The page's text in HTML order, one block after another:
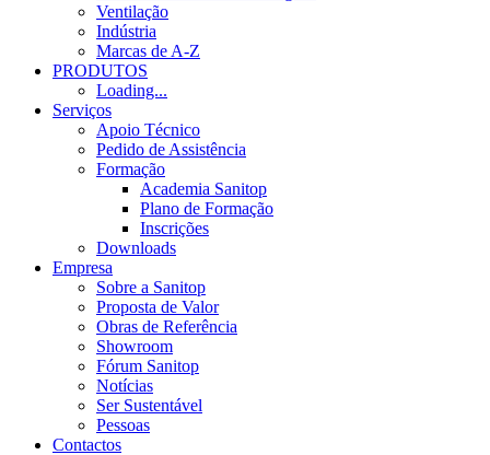
Ventilação
Indústria
Marcas de A-Z
PRODUTOS
Loading...
Serviços
Apoio Técnico
Pedido de Assistência
Formação
Academia Sanitop
Plano de Formação
Inscrições
Downloads
Empresa
Sobre a Sanitop
Proposta de Valor
Obras de Referência
Showroom
Fórum Sanitop
Notícias
Ser Sustentável
Pessoas
Contactos